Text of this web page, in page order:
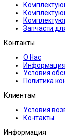
Запчасти
Контакты
О Нас
Информация
Условия
Политика
Клиентам
Условия
Контакты
Информация